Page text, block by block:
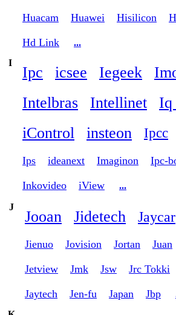
Huacam Huawei Hisilicon
Hd Link
...
I
Ipc icsee Iegeek
Intelbras
Intellinet
Iq
iControl
insteon Ipcc
Ips ideanext Imaginon Ipc-
Inkovideo iView ...
J
Jooan Jidetech Jaycar
Jienuo Jovision Jortan Juan
Jetview Jmk Jsw Jrc Tokki
Jaytech Jen-fu Japan Jbp